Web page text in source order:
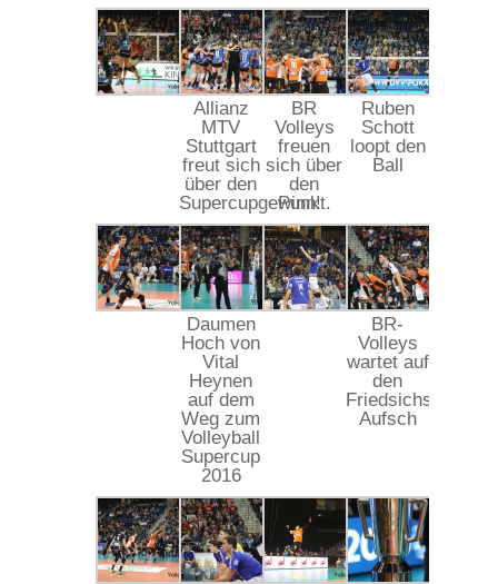
Allianz
MTV
Stuttgart
freut sich
über den
Supercupgewinn!
BR
Volleys
freuen
sich über
den
Punkt.
Ruben
Schott
loopt den
Ball
Daumen
Hoch von
Vital
Heynen
auf dem
Weg zum
Volleyball
Supercup
2016
BR-
Volleys
wartet auf
den
Aufsch